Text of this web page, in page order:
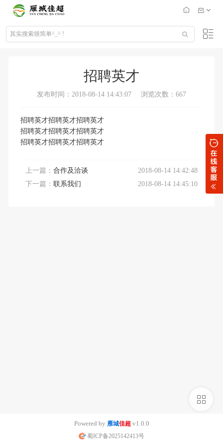
招聘英才
发布时间：2018-08-14 14:43:07 浏览次数：667
招聘英才招聘英才招聘英才
招聘英才招聘英才招聘英才
招聘英才招聘英才招聘英才
上一篇： 合作及洽谈
2018-08-14 14:42:48
下一篇： 联系我们 2018-08-14 14:45:10
Powered by 雁城佳超 v1.0.0
蜀ICP备2025142413号